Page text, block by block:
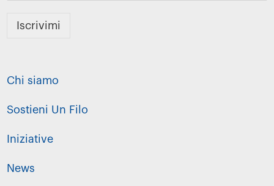
Iscrivimi
Chi siamo
Sostieni Un Filo
Iniziative
News